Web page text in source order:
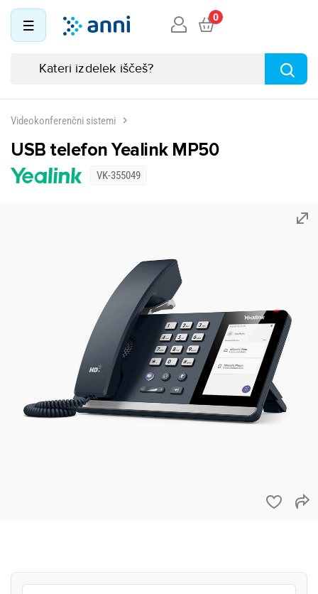
0
Videokonferenčni sistemi
USB telefon Yealink MP50
VK-355049